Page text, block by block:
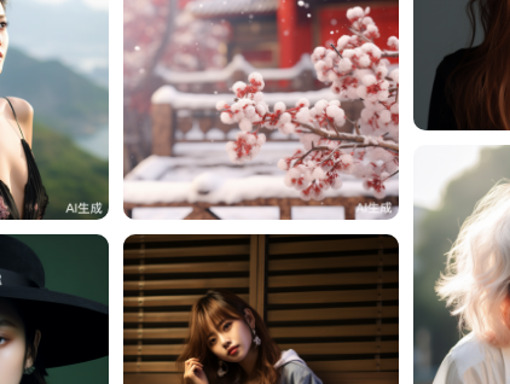
周周周 100
周周周